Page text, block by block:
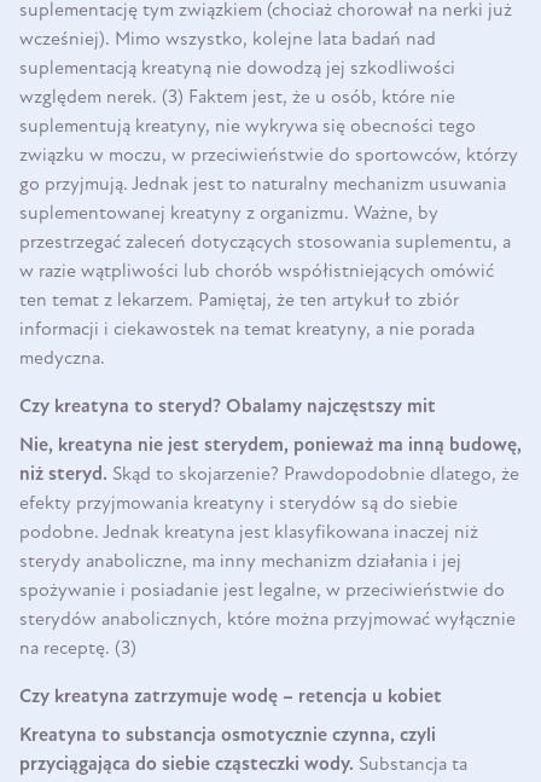
suplementację tym związkiem (chociaż chorował na nerki już
wcześniej). Mimo wszystko, kolejne lata badań nad
suplementacją kreatyną nie dowodzą jej szkodliwości
względem nerek. (3) Faktem jest, że u osób, które nie
suplementują kreatyny, nie wykrywa się obecności tego
związku w moczu, w przeciwieństwie do sportowców, którzy
go przyjmują. Jednak jest to naturalny mechanizm usuwania
suplementowanej kreatyny z organizmu. Ważne, by
przestrzegać zaleceń dotyczących stosowania suplementu, a
w razie wątpliwości lub chorób współistniejących omówić
ten temat z lekarzem. Pamiętaj, że ten artykuł to zbiór
informacji i ciekawostek na temat kreatyny, a nie porada
medyczna.
Czy kreatyna to steryd? Obalamy najczęstszy mit
Nie, kreatyna nie jest sterydem, ponieważ ma inną budowę,
niż steryd. Skąd to skojarzenie? Prawdopodobnie dlatego, że
efekty przyjmowania kreatyny i sterydów są do siebie
podobne. Jednak kreatyna jest klasyfikowana inaczej niż
sterydy anaboliczne, ma inny mechanizm działania i jej
spożywanie i posiadanie jest legalne, w przeciwieństwie do
sterydów anabolicznych, które można przyjmować wyłącznie
na receptę. (3)
Czy kreatyna zatrzymuje wodę – retencja u kobiet
Kreatyna to substancja osmotycznie czynna, czyli
przyciągająca do siebie cząsteczki wody. Substancja ta